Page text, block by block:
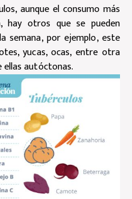
aunque el consumo más
hay otros que se pueden
semana, por ejemplo, este
yucas, ocas, entre otra
ellas autóctonas.